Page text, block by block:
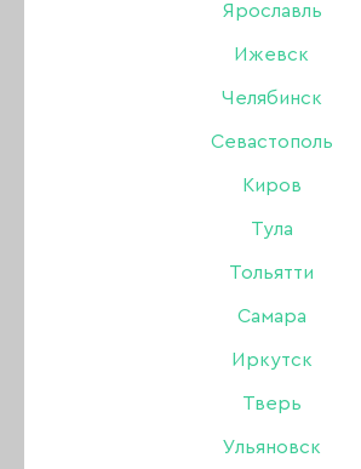
Ярославль
Ижевск
Челябинск
Севастополь
Киров
Тула
Тольятти
Самара
Иркутск
Тверь
Ульяновск
Мультибрендовый интернет-магазин
Свяжитесь с нами:
Принимаем к оплате: